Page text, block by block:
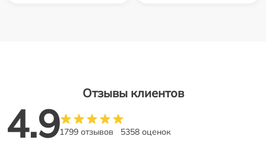
Отзывы клиентов
4.91799 отзывов 5358 оценок